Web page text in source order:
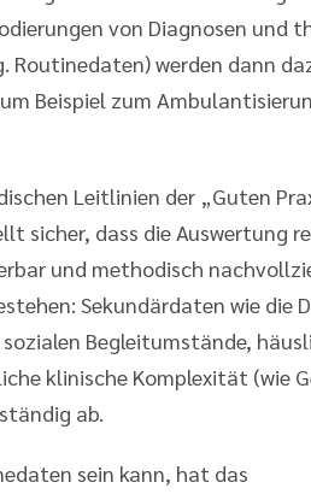
von Diagnosen und
Routinedaten) werden dann
Beispiel zum
Leitlinien der „Guten
sicher, dass die Auswertung
und methodisch
Sekundärdaten wie die
Begleitumstände,
klinische Komplexität (wie
ab.
sein kann, hat das